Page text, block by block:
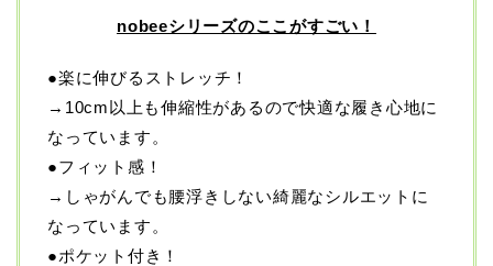
nobeeシリーズのここがすごい！
●楽に伸びるストレッチ！
→10cm以上も伸縮性があるので快適な履き心地に
なっています。
●フィット感！
→しゃがんでも腰浮きしない綺麗なシルエットに
なっています。
●ポケット付き！